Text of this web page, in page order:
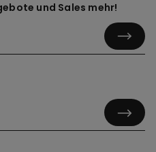
und Sales mehr!